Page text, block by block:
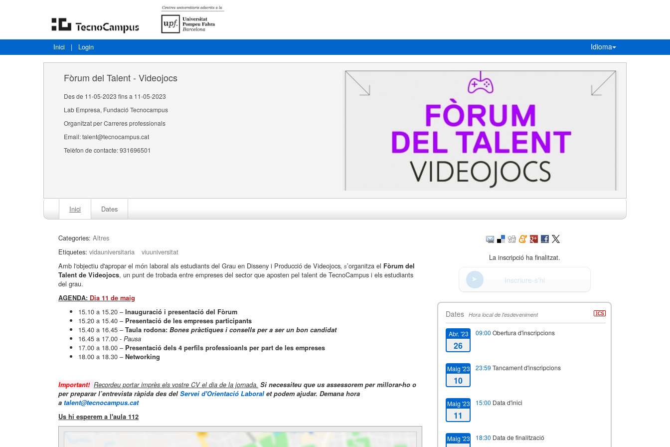
Inici | Login Idioma
Fòrum del Talent - Videojocs
Des de 11-05-2023 fins a 11-05-2023
Lab Empresa, Fundació Tecnocampus
Organitzat per Carreres professionals
Email: talent@tecnocampus.cat
Telèfon de contacte: 931696501
Inici Dates
Categories: Altres
Etiquetes: vidauniversitaria
viuuniversitat
Amb l'objectiu d'apropar el món laboral als estudiants del Grau en Disseny i Producció de Videojocs, s’organitza el Fòrum del
Talent de Videojocs, un punt de trobada entre empreses del sector que aposten pel talent de TecnoCampus i els estudiants
del grau.
AGENDA: Dia 11 de maig
15.10 a 15.20 – Inauguració i presentació del Fòrum
15.20 a 15.40 – Presentació de les empreses participants
15.40 a 16.45 – Taula rodona: Bones pràctiques i consells per a ser un bon candidat
16.45 a 17.00 - Pausa
17.00 a 18.00 – Presentació dels 4 perfils professioanls per part de les empreses
18.00 a 18.30 – Networking
Important! Recordeu portar imprès els vostre CV el dia de la jornada. Si necessiteu que us assessorem per millorar-ho o
per preparar l’entrevista ràpida des del Servei d'Orientació Laboral et podem ajudar. Demana hora
a talent@tecnocampus.cat
Us hi esperem a l'aula 112
La inscripció ha finalitzat.
Inscriure-s'hi
Dates Hora local de l'esdeveniment
Abr. '23
26
09:00 Obertura d'inscripcions
Maig '23
10
23:59 Tancament d'inscripcions
Maig '23
11
15:00 Data d'inici
Maig '23 18:30 Data de finalització